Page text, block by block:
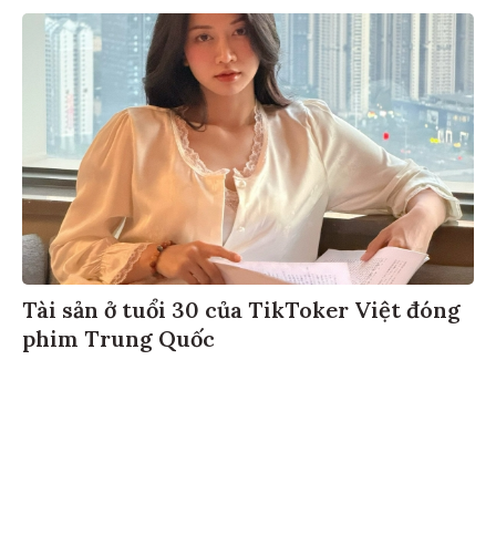
Tài sản ở tuổi 30 của TikToker Việt đóng
phim Trung Quốc